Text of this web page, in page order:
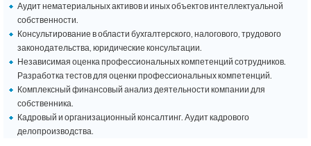
Аудит нематериальных активов и иных объектов интеллектуальной
собственности.
Консультирование в области бухгалтерского, налогового, трудового
законодательства, юридические консультации.
Независимая оценка профессиональных компетенций сотрудников.
Разработка тестов для оценки профессиональных компетенций.
Комплексный финансовый анализ деятельности компании для
собственника.
Кадровый и организационный консалтинг. Аудит кадрового
делопроизводства.